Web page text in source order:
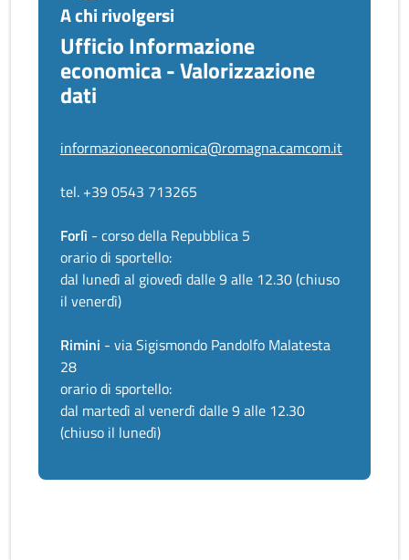
A chi rivolgersi
Ufficio Informazione
economica - Valorizzazione
dati
informazioneeconomica@romagna.camcom.it
tel. +39 0543 713265
Forlì - corso della Repubblica 5
orario di sportello:
dal lunedì al giovedì dalle 9 alle 12.30 (chiuso
il venerdì)
Rimini - via Sigismondo Pandolfo Malatesta
28
orario di sportello:
dal martedì al venerdì dalle 9 alle 12.30
(chiuso il lunedì)